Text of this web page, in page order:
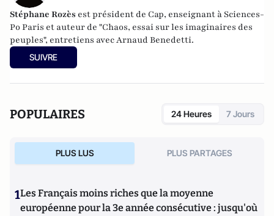
Stéphane Rozès est président de Cap, enseignant à Sciences-
Po Paris et auteur de "Chaos, essai sur les imaginaires des
peuples", entretiens avec Arnaud Benedetti.
SUIVRE
POPULAIRES 24 Heures 7 Jours
PLUS LUS PLUS PARTAGES
1Les Français moins riches que la moyenne
européenne pour la 3e année consécutive : jusqu'où